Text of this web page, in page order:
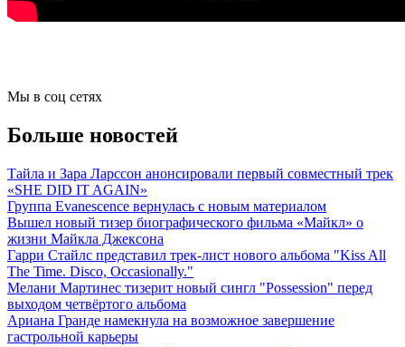
Мы в соц сетях
Больше новостей
Тайла и Зара Ларссон анонсировали первый совместный трек
«SHE DID IT AGAIN»
Группа Evanescence вернулась с новым материалом
Вышел новый тизер биографического фильма «Майкл» о
жизни Майкла Джексона
Гарри Стайлс представил трек-лист нового альбома "Kiss All
The Time. Disco, Occasionally."
Мелани Мартинес тизерит новый сингл "Possession" перед
выходом четвёртого альбома
Ариана Гранде намекнула на возможное завершение
гастрольной карьеры